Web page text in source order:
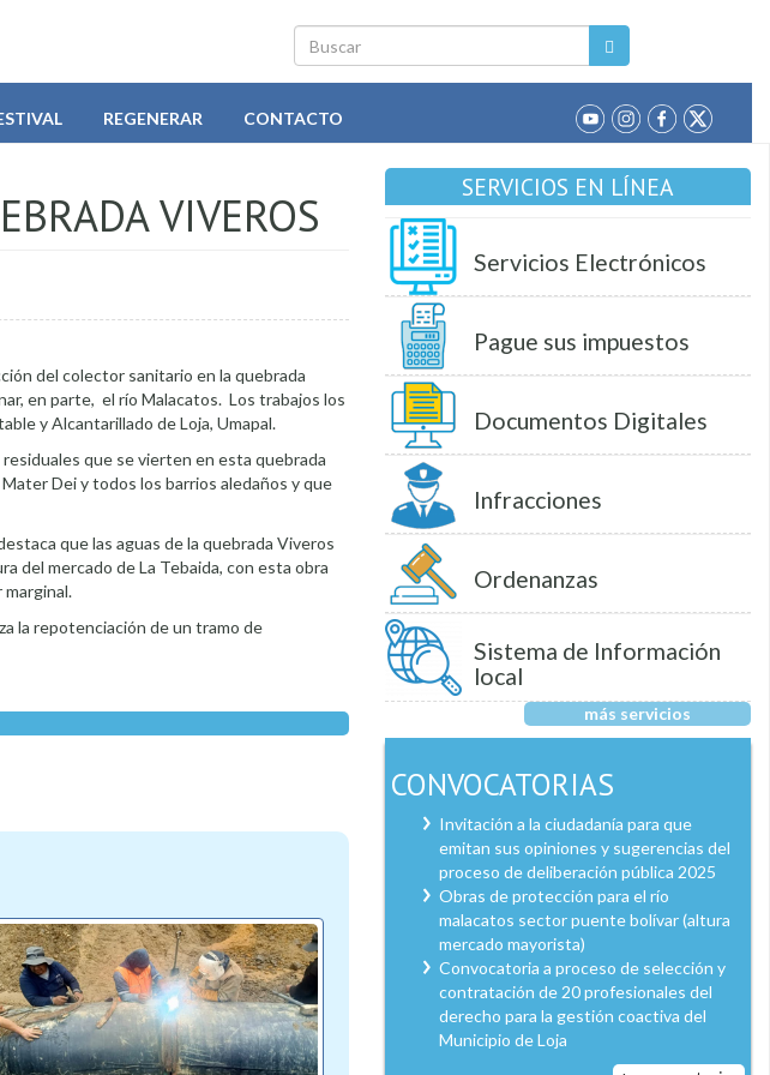
Buscar
REGENERAR CONTACTO
VIVEROS
del colector sanitario en la quebrada
en parte, el río Malacatos. Los trabajos los
y Alcantarillado de Loja, Umapal.
que se vierten en esta quebrada
Dei y todos los barrios aledaños y que
que las aguas de la quebrada Viveros
del mercado de La Tebaida, con esta obra
la repotenciación de un tramo de
SERVICIOS EN LÍNEA
Servicios Electrónicos
Pague sus impuestos
Documentos Digitales
Infracciones
Ordenanzas
Sistema de Información
local
más servicios
CONVOCATORIAS
Invitación a la ciudadanía para que
emitan sus opiniones y sugerencias del
proceso de deliberación pública 2025
Obras de protección para el río
malacatos sector puente bolívar (altura
mercado mayorista)
Convocatoria a proceso de selección y
contratación de 20 profesionales del
derecho para la gestión coactiva del
Municipio de Loja